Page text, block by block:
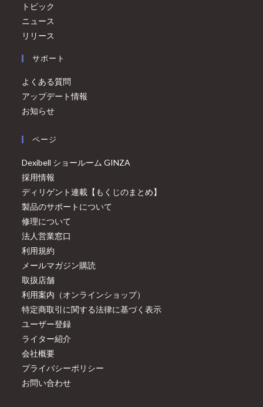
トピック
ニュース
リリース
サポート
よくある質問
アップデート情報
お知らせ
ページ
Dexibell ショールーム GINZA
採用情報
ディリゲント連載【もくじのまとめ】
製品のサポートについて
修理について
法人営業窓口
利用規約
メールマガジン購読
取扱店舗
利用案内（オンラインショップ）
特定商取引に関する法律に基づく表示
ユーザー登録
ライター紹介
会社概要
プライバシーポリシー
お問い合わせ